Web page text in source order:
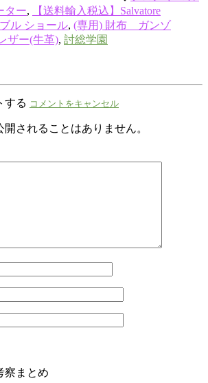
ター,
【送料輸入税込】Salvatore
ル ショール, (専用) 財布 ガンゾ
ザー(牛革), 討総学園
する コメントをキャンセル
開されることはありません。
察まとめ